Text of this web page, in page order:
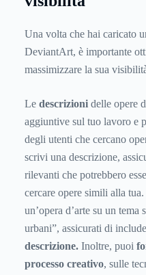
Una volta che hai caricato
DeviantArt, è importante
massimizzare la sua
Le descrizioni delle opere
aggiuntive sul tuo lavoro e
degli utenti che cercano
scrivi una descrizione,
rilevanti che potrebbero
cercare opere simili alla
un’opera d’arte su un tema
urbani”, assicurati di
descrizione. Inoltre, puoi
processo creativo, sulle